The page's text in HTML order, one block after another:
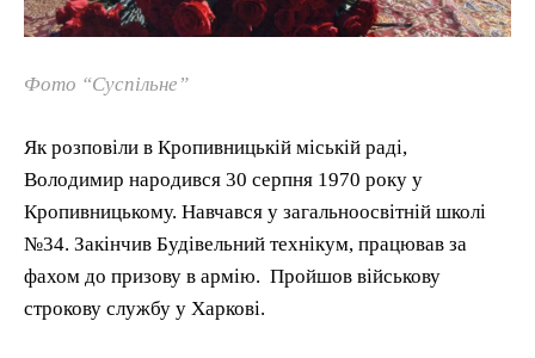
Фото “Суспільне”
Як розповіли в Кропивницькій міській раді,
Володимир народився 30 серпня 1970 року у
Кропивницькому. Навчався у загальноосвітній школі
№34. Закінчив Будівельний технікум, працював за
фахом до призову в армію. Пройшов військову
строкову службу у Харкові.